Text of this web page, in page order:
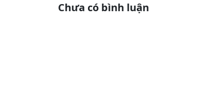
Chưa có bình luận